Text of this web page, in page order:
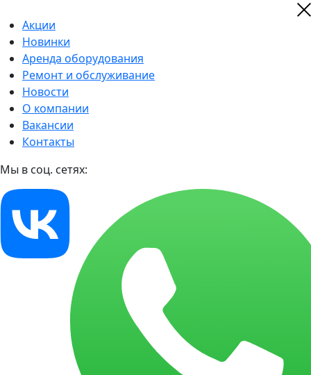
Акции
Новинки
Аренда оборудования
Ремонт и обслуживание
Новости
О компании
Вакансии
Контакты
Мы в соц. сетях: